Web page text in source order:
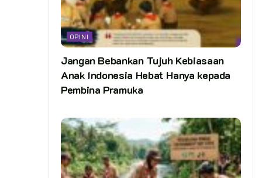
OPINI
Jangan Bebankan Tujuh Kebiasaan
Anak Indonesia Hebat Hanya kepada
Pembina Pramuka